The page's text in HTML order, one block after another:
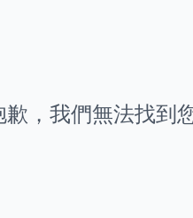
歉，我們無法找到